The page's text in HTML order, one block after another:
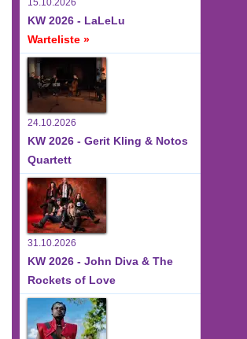
15.10.2026
KW 2026 - LaLeLu
Warteliste »
24.10.2026
KW 2026 - Gerit Kling & Notos
Quartett
31.10.2026
KW 2026 - John Diva & The
Rockets of Love